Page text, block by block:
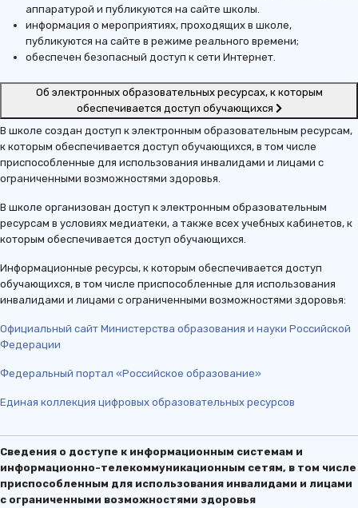
аппаратурой и публикуются на сайте школы.
информация о мероприятиях, проходящих в школе,
публикуются на сайте в режиме реального времени;
обеспечен безопасный доступ к сети Интернет.
Об электронных образовательных ресурсах, к которым
обеспечивается доступ обучающихся
В школе создан доступ к электронным образовательным ресурсам,
к которым обеспечивается доступ обучающихся, в том числе
приспособленные для использования инвалидами и лицами с
ограниченными возможностями здоровья.
В школе организован доступ к электронным образовательным
ресурсам в условиях медиатеки, а также всех учебных кабинетов, к
которым обеспечивается доступ обучающихся.
Информационные ресурсы, к которым обеспечивается доступ
обучающихся, в том числе приспособленные для использования
инвалидами и лицами с ограниченными возможностями здоровья:
Официальный сайт Министерства образования и науки Российской
Федерации
Федеральный портал «Российское образование»
Единая коллекция цифровых образовательных ресурсов
Сведения о доступе к информационным системам и
информационно-телекоммуникационным сетям, в том числе
приспособленным для использования инвалидами и лицами
с ограниченными возможностями здоровья